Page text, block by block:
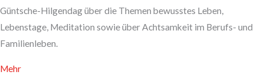
Güntsche-Hilgendag über die Themen bewusstes Leben,
Lebenstage, Meditation sowie über Achtsamkeit im Berufs- und
Familienleben.
Mehr